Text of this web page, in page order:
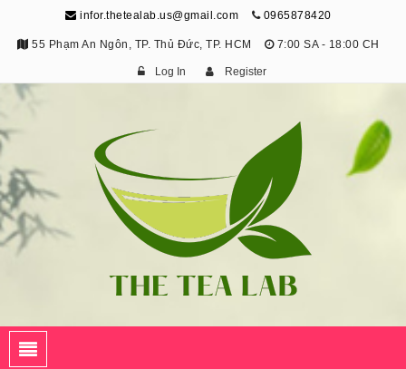
infor.thetealab.us@gmail.com 0965878420
55 Phạm An Ngôn, TP. Thủ Đức, TP. HCM 7:00 SA - 18:00 CH
Log In Register